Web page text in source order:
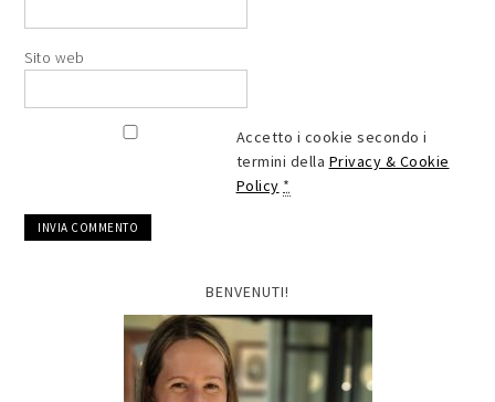
Sito web
Accetto i cookie secondo i
termini della Privacy & Cookie
Policy *
BENVENUTI!